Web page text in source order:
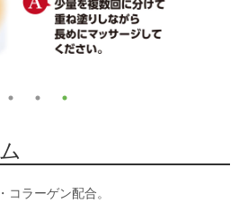
コラーゲン配合。